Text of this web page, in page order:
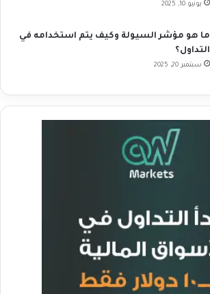
يونيو 10, 2025
ما هو مؤشر السيولة وكيف يتم استخدامه في
التداول؟
سبتمبر 20, 2025